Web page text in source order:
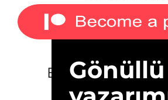
E-bültenimize
Gönüllü